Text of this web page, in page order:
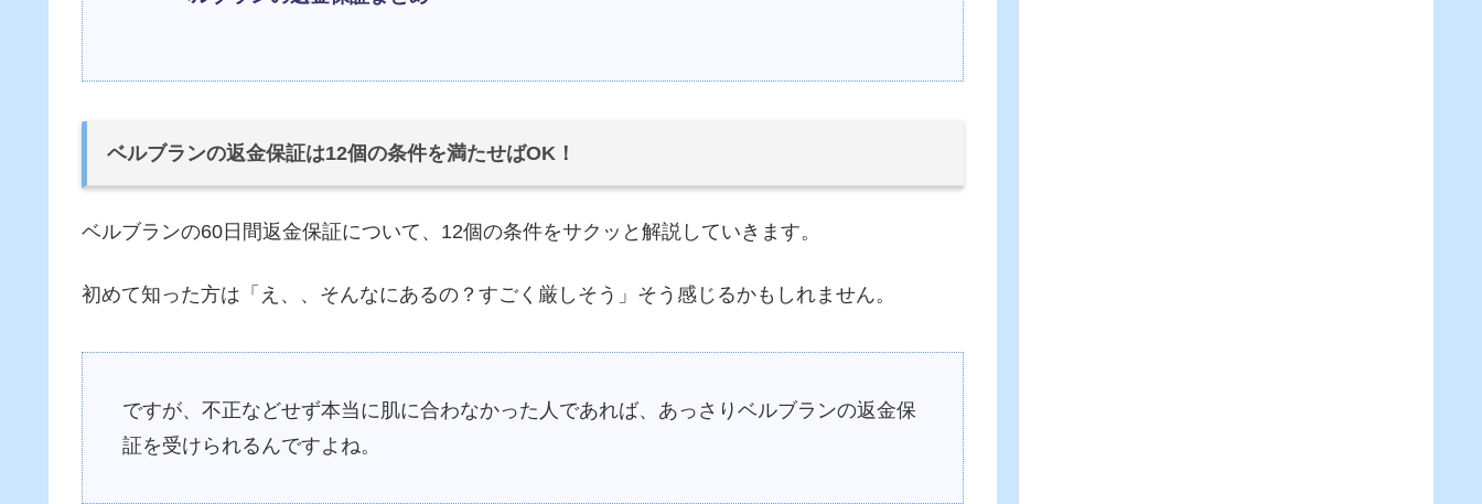
ベルブランの返金保証は12個の条件を満たせばOK！
ベルブランの60日間返金保証について、12個の条件をサクッと解説していきます。
初めて知った方は「え、、そんなにあるの？すごく厳しそう」そう感じるかもしれません。
ですが、不正などせず本当に肌に合わなかった人であれば、あっさりベルブランの返金保
証を受けられるんですよね。